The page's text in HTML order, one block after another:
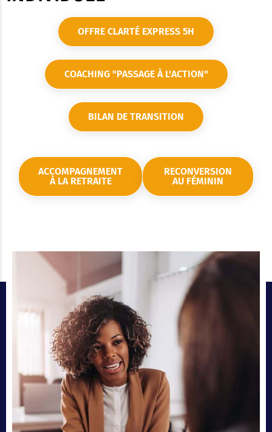
OFFRE CLARTÉ EXPRESS 5H
COACHING "PASSAGE À L'ACTION"
BILAN DE TRANSITION
ACCOMPAGNEMENT
À LA RETRAITE
RECONVERSION
AU FÉMININ